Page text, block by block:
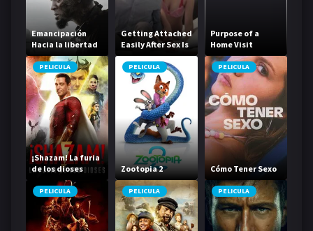
Emancipación
Hacia la libertad
Getting Attached
Easily After Sex Is
Scary
Purpose of a
Home Visit
PELICULA
¡Shazam! La furia
de los dioses
PELICULA
Zootopia 2
PELICULA
Cómo Tener Sexo
PELICULA PELICULA PELICULA